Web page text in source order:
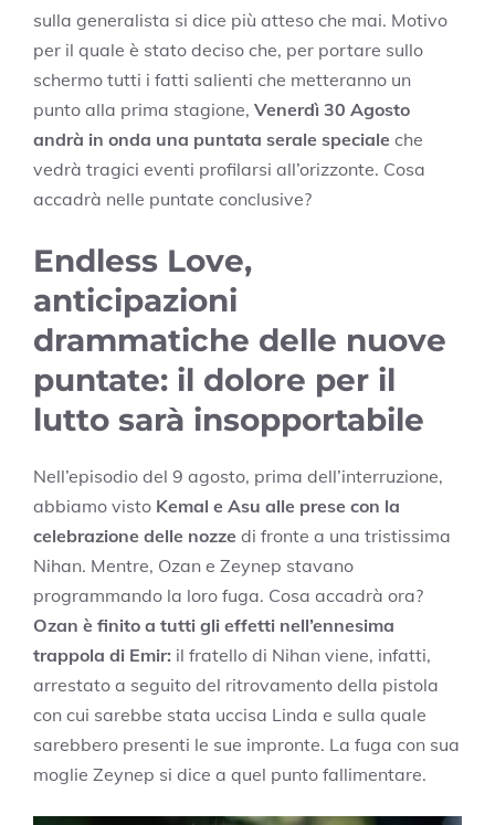
sulla generalista si dice più atteso che mai. Motivo
per il quale è stato deciso che, per portare sullo
schermo tutti i fatti salienti che metteranno un
punto alla prima stagione, Venerdì 30 Agosto
andrà in onda una puntata serale speciale che
vedrà tragici eventi profilarsi all’orizzonte. Cosa
accadrà nelle puntate conclusive?
Endless Love,
anticipazioni
drammatiche delle nuove
puntate: il dolore per il
lutto sarà insopportabile
Nell’episodio del 9 agosto, prima dell’interruzione,
abbiamo visto Kemal e Asu alle prese con la
celebrazione delle nozze di fronte a una tristissima
Nihan. Mentre, Ozan e Zeynep stavano
programmando la loro fuga. Cosa accadrà ora?
Ozan è finito a tutti gli effetti nell’ennesima
trappola di Emir: il fratello di Nihan viene, infatti,
arrestato a seguito del ritrovamento della pistola
con cui sarebbe stata uccisa Linda e sulla quale
sarebbero presenti le sue impronte. La fuga con sua
moglie Zeynep si dice a quel punto fallimentare.